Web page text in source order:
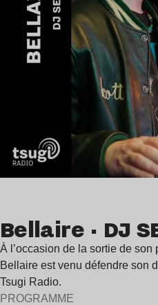
Bellaire · DJ
À l’occasion de la sortie de
Bellaire est venu défendre son
Tsugi Radio.
PROGRAMME